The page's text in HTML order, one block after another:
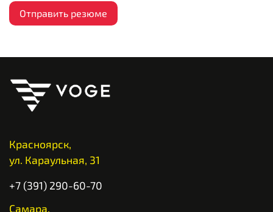
Отправить резюме
Красноярск,
ул. Караульная, 31
+7 (391) 290-60-70
Самара,